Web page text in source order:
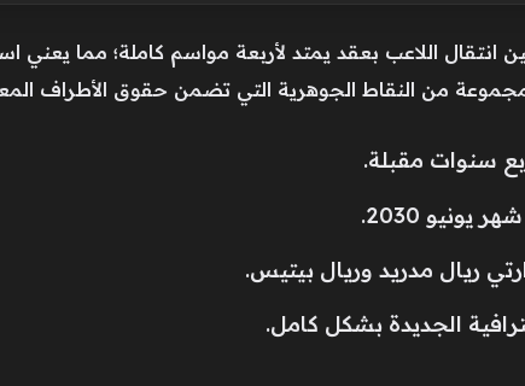
انتقال اللاعب بعقد يمتد لأربعة مواسم كاملة؛ مما
سنوات مقبلة.
2030.
ريال مدريد وريال بيتيس.
الجديدة بشكل كامل.